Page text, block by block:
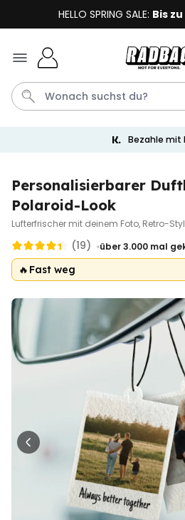
HELLO SPRING SALE: Bis
Personalisierbar
Personalisierbares
Spritz Glas mit Name
24,99 €
Personalisierbare
2er-Set mit Gesicht
29,99 €
Personalisierbar
Personalisierbarer
mit Logo und
39,99 €
Personalisierbar
Personalisierbarer
mit deiner
und hinten
49,99 €
Bezahle mit
Personalisierbarer
Polaroid-Look
Lufterfrischer mit deinem Foto, Retro-
(19) über 3.000 mal
🔥 Fast weg